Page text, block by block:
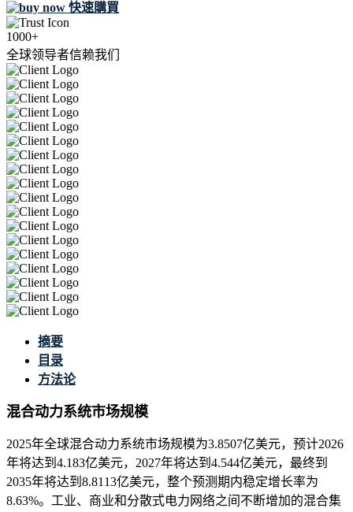
快速購買
1000+
全球领导者信赖我们
摘要
目录
方法论
混合动力系统市场规模
2025年全球混合动力系统市场规模为3.8507亿美元，预计2026
年将达到4.183亿美元，2027年将达到4.544亿美元，最终到
2035年将达到8.8113亿美元，整个预测期内稳定增长率为
8.63%。工业、商业和分散式电力网络之间不断增加的混合集